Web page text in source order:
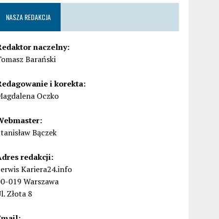
NASZA REDAKCJA
naczelny:
Barański
i korekta:
Oczko
Bączek
redakcji:
Kariera24.info
019 Warszawa
Złota 8